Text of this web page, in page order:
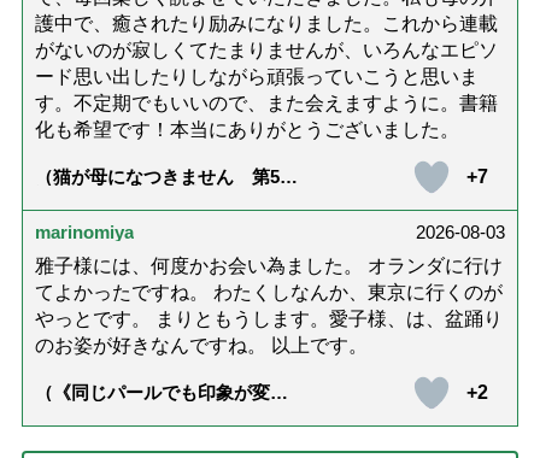
護中で、癒されたり励みになりました。これから連載
がないのが寂しくてたまりませんが、いろんなエピソ
ード思い出したりしながら頑張っていこうと思いま
す。不定期でもいいので、また会えますように。書籍
化も希望です！本当にありがとうございました。
（猫が母になつきません 第500
+7
marinomiya
2026-08-03
雅子様には、何度かお会い為ました。 オランダに行け
てよかったですね。 わたくしなんか、東京に行くのが
やっとです。 まりともうします。愛子様、は、盆踊り
のお姿が好きなんですね。 以上です。
（《同じパールでも印象が変
の夏ネックレス」上品＆涼しげ
に見せる4つの法則）
+2